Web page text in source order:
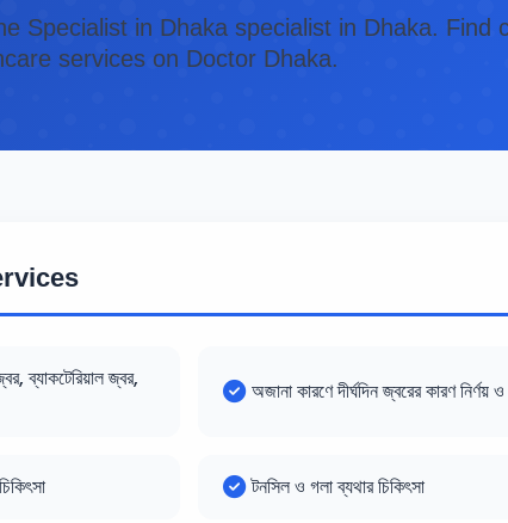
Specialist in Dhaka specialist in Dhaka. Find
services on Doctor Dhaka.
ব্যাকটেরিয়াল জ্বর,
অজানা কারণে দীর্ঘদিন জ্বরের কারণ নির্ণয় ও
টনসিল ও গলা ব্যথার চিকিৎসা